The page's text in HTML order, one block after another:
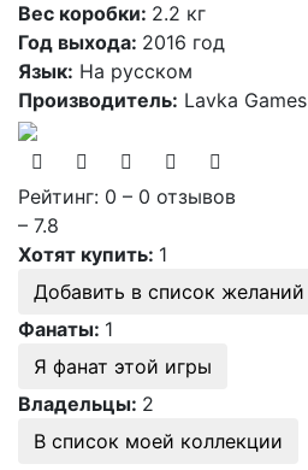
Вес коробки: 2.2 кг
Год выхода: 2016 год
Язык: На русском
Производитель: Lavka Games
Рейтинг: 0 – 0 отзывов
– 7.8
Хотят купить: 1
Добавить в список желаний
Фанаты: 1
Я фанат этой игры
Владельцы: 2
В список моей коллекции